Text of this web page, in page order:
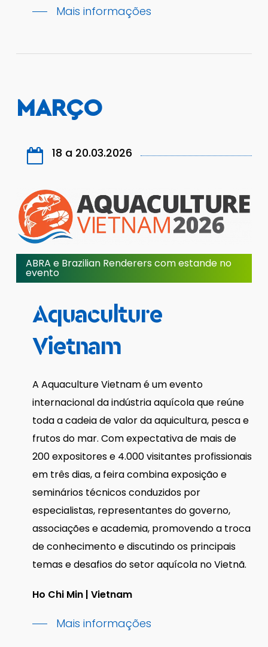
Mais informações
MARÇO
18 a 20.03.2026
ABRA e Brazilian Renderers com estande no
evento
Aquaculture
Vietnam
A Aquaculture Vietnam é um evento
internacional da indústria aquícola que reúne
toda a cadeia de valor da aquicultura, pesca e
frutos do mar. Com expectativa de mais de
200 expositores e 4.000 visitantes profissionais
em três dias, a feira combina exposição e
seminários técnicos conduzidos por
especialistas, representantes do governo,
associações e academia, promovendo a troca
de conhecimento e discutindo os principais
temas e desafios do setor aquícola no Vietnã.
Ho Chi Min | Vietnam
Mais informações